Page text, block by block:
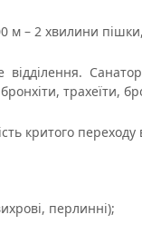
м – 2 хвилини пішки,
відділення.
трахеїти,
критого
перлинні);